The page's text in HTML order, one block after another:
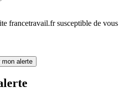
francetravail.fr susceptible de vous
mon alerte